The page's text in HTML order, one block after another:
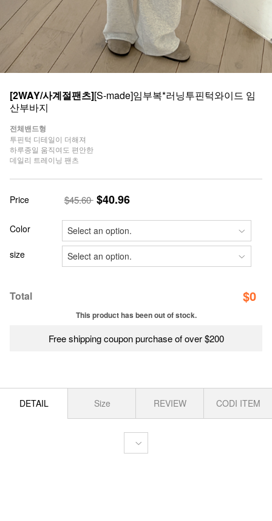
[2WAY/사계절팬츠][S-made]임부복*러닝투핀턱와이드 임
산부바지
전체밴드형
투핀턱 디테일이 더해져
하루종일 움직여도 편안한
데일리 트레이닝 팬츠
Price $45.60 $40.96
Color
size
Total $0
This product has been out of stock.
Free shipping coupon purchase of over $200
DETAIL Size REVIEW CODI ITEM